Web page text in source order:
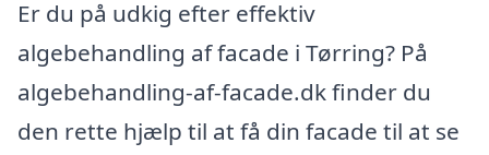
Er du på udkig efter effektiv
algebehandling af facade i Tørring? På
algebehandling-af-facade.dk finder du
den rette hjælp til at få din facade til at se